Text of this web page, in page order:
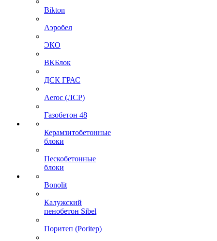
Bikton
Аэробел
ЭКО
ВКБлок
ДСК ГРАС
Aeroc (ЛСР)
Газобетон 48
Керамзитобетонные
блоки
Пескобетонные
блоки
Bonolit
Калужский
пенобетон Sibel
Поритеп (Poritep)